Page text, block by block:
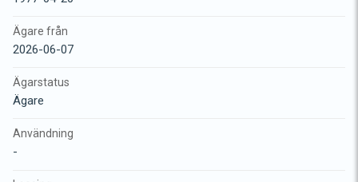
Ägare från
2026-06-07
Ägarstatus
Ägare
Användning
-